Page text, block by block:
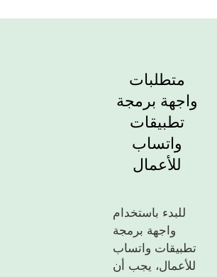
متطلبات
واجهة برمجة
تطبيقات
واتساب
للأعمال
للبدء باستخدام
واجهة برمجة
تطبيقات واتساب
للأعمال، يجب أن